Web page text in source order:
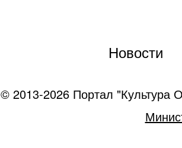
Новости
© 2013-2026 Портал "Культура